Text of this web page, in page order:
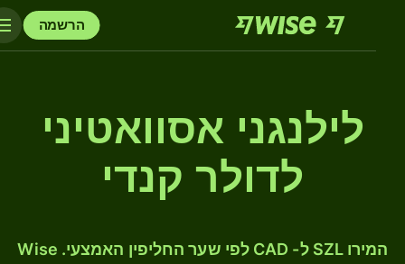
הרשמה
לילנגני אסוואטיני
לדולר קנדי
המירו SZL ל- CAD לפי שער החליפין האמצעי. Wise